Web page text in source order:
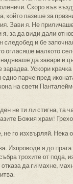
Скоро във
който пазеше за
Зави я. Не
за да види дали
следобед и бе
огласяше малкото
да завари и
Ускори
парче пред
на свети
не ти ли стигна, та
Божия храм!
го изхвърляй.
Изпроводи я до
трохите от пода,
да ги махне,